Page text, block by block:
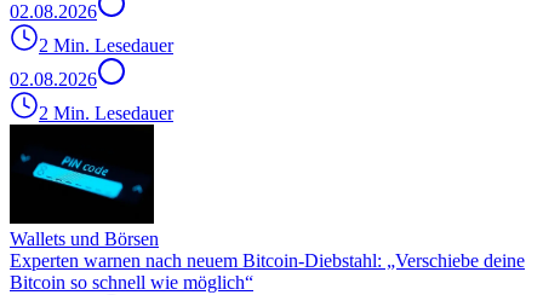
02.08.2026
2 Min. Lesedauer
02.08.2026
2 Min. Lesedauer
Wallets und Börsen
Experten warnen nach neuem Bitcoin-Diebstahl: „Verschiebe deine
Bitcoin so schnell wie möglich“